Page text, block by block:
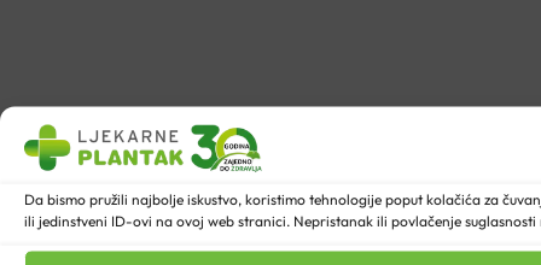
Da bismo pružili najbolje iskustvo, koristimo tehnologije poput kolačića za
ili jedinstveni ID-ovi na ovoj web stranici. Nepristanak ili povlačenje